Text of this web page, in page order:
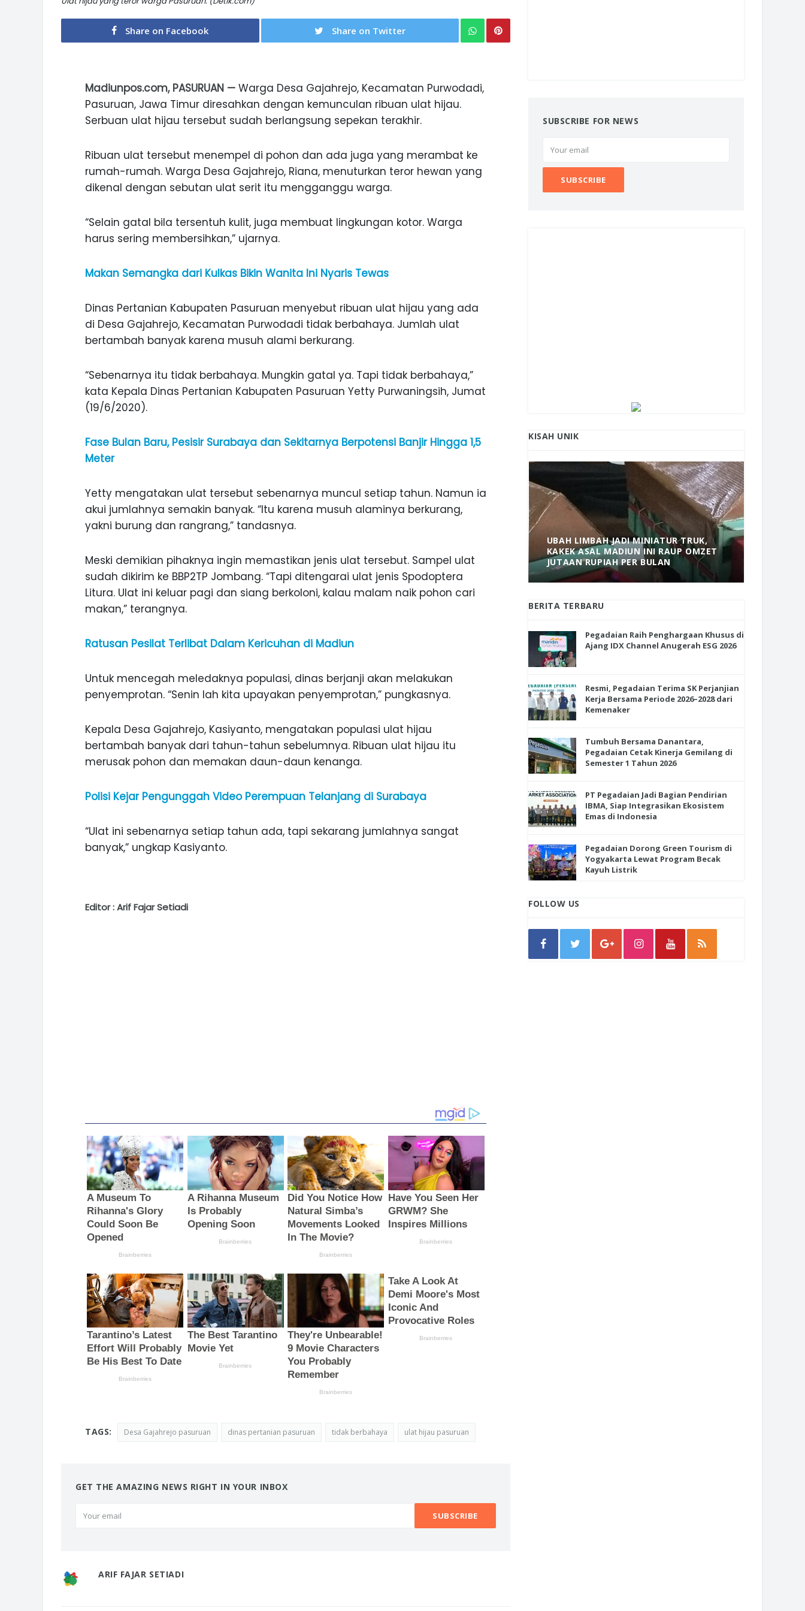
Share on Facebook Share on Twitter
Madiunpos.com, PASURUAN — Warga Desa Gajahrejo, Kecamatan Purwodadi,
Pasuruan, Jawa Timur diresahkan dengan kemunculan ribuan ulat hijau.
Serbuan ulat hijau tersebut sudah berlangsung sepekan terakhir.
Ribuan ulat tersebut menempel di pohon dan ada juga yang merambat ke
rumah-rumah. Warga Desa Gajahrejo, Riana, menuturkan teror hewan yang
dikenal dengan sebutan ulat serit itu mengganggu warga.
“Selain gatal bila tersentuh kulit, juga membuat lingkungan kotor. Warga
harus sering membersihkan,” ujarnya.
Makan Semangka dari Kulkas Bikin Wanita Ini Nyaris Tewas
Dinas Pertanian Kabupaten Pasuruan menyebut ribuan ulat hijau yang ada
di Desa Gajahrejo, Kecamatan Purwodadi tidak berbahaya. Jumlah ulat
bertambah banyak karena musuh alami berkurang.
“Sebenarnya itu tidak berbahaya. Mungkin gatal ya. Tapi tidak berbahaya,”
kata Kepala Dinas Pertanian Kabupaten Pasuruan Yetty Purwaningsih, Jumat
(19/6/2020).
Fase Bulan Baru, Pesisir Surabaya dan Sekitarnya Berpotensi Banjir Hingga 1,5
Meter
Yetty mengatakan ulat tersebut sebenarnya muncul setiap tahun. Namun ia
akui jumlahnya semakin banyak. “Itu karena musuh alaminya berkurang,
yakni burung dan rangrang,” tandasnya.
Meski demikian pihaknya ingin memastikan jenis ulat tersebut. Sampel ulat
sudah dikirim ke BBP2TP Jombang. “Tapi ditengarai ulat jenis Spodoptera
Litura. Ulat ini keluar pagi dan siang berkoloni, kalau malam naik pohon cari
makan,” terangnya.
Ratusan Pesilat Terlibat Dalam Kericuhan di Madiun
Untuk mencegah meledaknya populasi, dinas berjanji akan melakukan
penyemprotan. “Senin lah kita upayakan penyemprotan,” pungkasnya.
Kepala Desa Gajahrejo, Kasiyanto, mengatakan populasi ulat hijau
bertambah banyak dari tahun-tahun sebelumnya. Ribuan ulat hijau itu
merusak pohon dan memakan daun-daun kenanga.
Polisi Kejar Pengunggah Video Perempuan Telanjang di Surabaya
“Ulat ini sebenarnya setiap tahun ada, tapi sekarang jumlahnya sangat
banyak,” ungkap Kasiyanto.
Editor : Arif Fajar Setiadi
TAGS: Desa Gajahrejo pasuruan dinas pertanian pasuruan tidak berbahaya ulat hijau pasuruan
GET THE AMAZING NEWS RIGHT IN YOUR INBOX
ARIF FAJAR SETIADI
SUBSCRIBE FOR NEWS
KISAH UNIK
DURIAN SEGULUNG MADIUN
SEJAK 1996
UBAH LIMBAH JADI MINIATUR TRUK,
KAKEK ASAL MADIUN INI RAUP OMZET
JUTAAN RUPIAH PER BULAN
BERITA TERBARU
Pegadaian Raih Penghargaan Khusus di
Ajang IDX Channel Anugerah ESG 2026
Resmi, Pegadaian Terima SK Perjanjian
Kerja Bersama Periode 2026–2028 dari
Kemenaker
Tumbuh Bersama Danantara,
Pegadaian Cetak Kinerja Gemilang di
Semester 1 Tahun 2026
PT Pegadaian Jadi Bagian Pendirian
IBMA, Siap Integrasikan Ekosistem
Emas di Indonesia
Pegadaian Dorong Green Tourism di
Yogyakarta Lewat Program Becak
Kayuh Listrik
FOLLOW US